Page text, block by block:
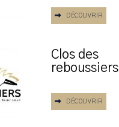
DÉCOUVRIR
Clos des
reboussiers
DÉCOUVRIR